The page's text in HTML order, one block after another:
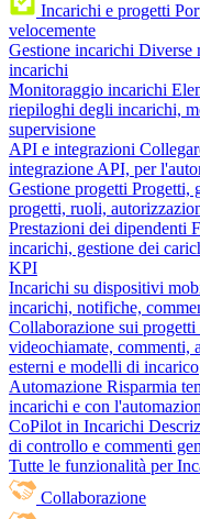
Incarichi e progetti
velocemente
Gestione incarichi Diverse
incarichi
Monitoraggio incarichi
riepiloghi degli incarichi,
supervisione
API e integrazioni
integrazione API, per
Gestione progetti Progetti,
progetti, ruoli,
Prestazioni dei dipendenti
incarichi, gestione dei
KPI
Incarichi su dispositivi
incarichi, notifiche,
Collaborazione sui progetti
videochiamate, commenti,
esterni e modelli di incarico
Automazione Risparmia
incarichi e con
CoPilot in Incarichi
di controllo e commenti
Tutte le funzionalità per
Collaborazione